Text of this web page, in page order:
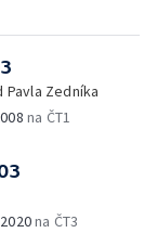
Pavla Zedníka
na ČT1
na ČT3